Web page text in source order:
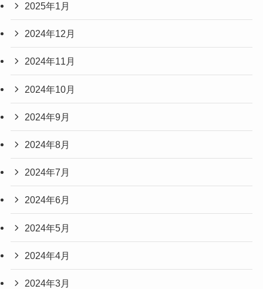
2025年1月
2024年12月
2024年11月
2024年10月
2024年9月
2024年8月
2024年7月
2024年6月
2024年5月
2024年4月
2024年3月